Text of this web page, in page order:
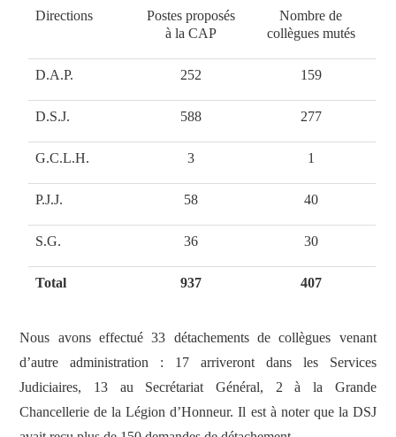
Directions
Postes proposés
à la CAP
Nombre de
collègues mutés
D.A.P. 252 159
D.S.J. 588 277
G.C.L.H. 3 1
P.J.J. 58 40
S.G. 36 30
Total 937 407
Nous avons effectué 33 détachements de collègues venant
d’autre administration : 17 arriveront dans les Services
Judiciaires, 13 au Secrétariat Général, 2 à la Grande
Chancellerie de la Légion d’Honneur. Il est à noter que la DSJ